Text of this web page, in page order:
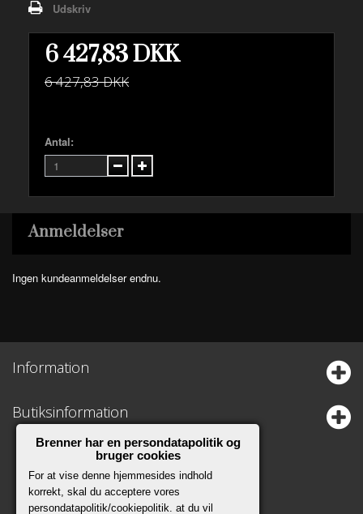
Udskriv
6 427,83 DKK
6 427,83 DKK
Antal:
Anmeldelser
Ingen kundeanmeldelser endnu.
Information
Butiksinformation
Brenner har en persondatapolitik og
bruger cookies
For at vise denne hjemmesides indhold
korrekt, skal du acceptere vores
persondatapolitik/cookiepolitik. at du vil